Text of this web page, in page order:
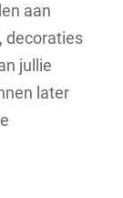
aan
decoraties
jullie
later